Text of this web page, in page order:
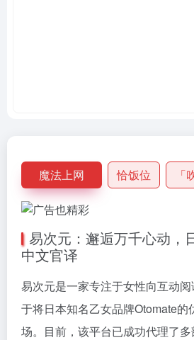
魔法上网 恰饭位 「
易次元：邂逅万千心动，
中文官译
易次元是一家专注于女性向互动
于将日本知名乙女品牌Otomate的
场。目前，该平台已成功代理了